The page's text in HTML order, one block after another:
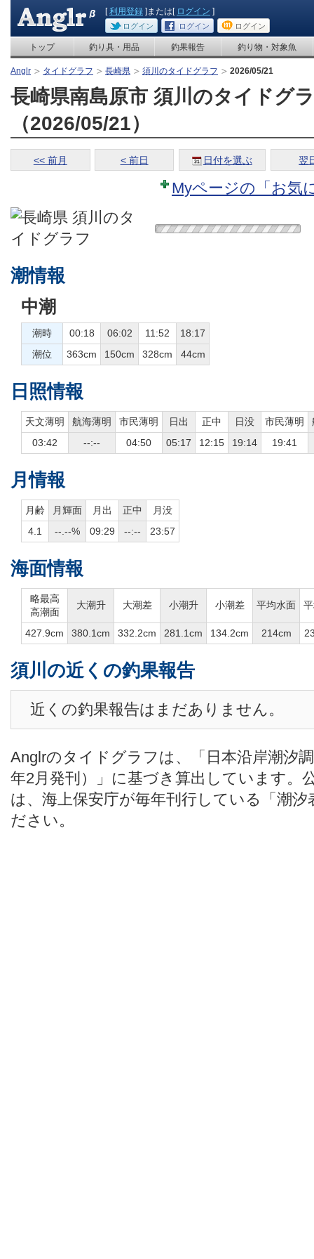
[利用登録 ]または[ ログイン ]
ログイン ログイン ログイン
トップ 釣り具・用品 釣果報告 釣り物・対象魚
Anglr タイドグラフ 長崎県 須川のタイドグラフ 2026/05/21
長崎県南島原市 須川のタイドグ
（2026/05/21）
<< 前月 < 前日 日付を選ぶ 翌
Myページの「お気
潮情報
中潮
潮時 00:18 06:02 11:52
18:17
潮位
363cm 150cm 328cm 44cm
日照情報
天文薄明 航海薄明 市民薄明 日出 正中 日没 市民薄明
03:42
--:-- 04:50 05:17 12:15 19:14 19:41
月情報
月齢 月輝面 月出 正中
月没
4.1
--.--% 09:29 --:-- 23:57
海面情報
略最高
高潮面
大潮升 大潮差 小潮升 小潮差 平均水面
427.9cm 380.1cm 332.2cm 281.1cm 134.2cm 214cm
須川の近くの釣果報告
近くの釣果報告はまだありません。
Anglrのタイドグラフは、「日本沿岸潮汐
年2月発刊）」に基づき算出しています。
は、海上保安庁が毎年刊行している「潮
ださい。